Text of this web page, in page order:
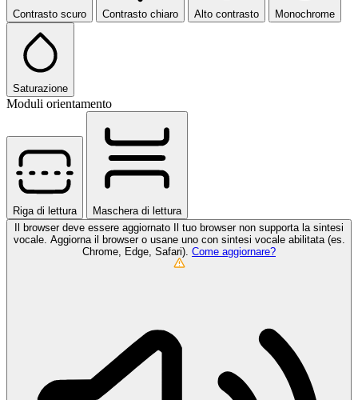
Contrasto scuro Contrasto chiaro Alto contrasto Monochrome
Saturazione
Moduli orientamento
Riga di lettura
Maschera di lettura
Il browser deve essere aggiornato
Il tuo browser non supporta la sintesi
vocale. Aggiorna il browser o usane uno con sintesi vocale abilitata (es.
Chrome, Edge, Safari). Come aggiornare?